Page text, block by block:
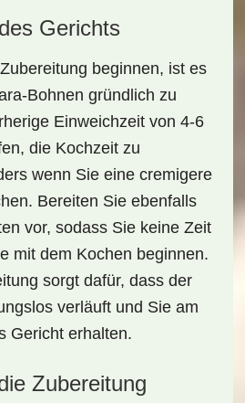
Gerichts
beginnen, ist es
Bohnen gründlich zu
Einweichzeit von 4-6
die Kochzeit zu
wenn Sie eine cremigere
Bereiten Sie ebenfalls
vor, sodass Sie keine Zeit
mit dem Kochen beginnen.
sorgt dafür, dass der
verläuft und Sie am
Gericht erhalten.
Zubereitung